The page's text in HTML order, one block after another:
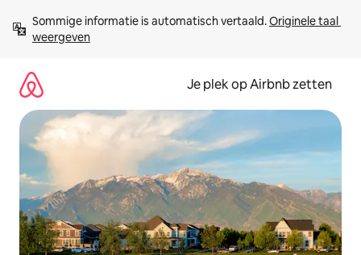
direct
naar
Sommige informatie is automatisch vertaald. Originele taal
weergeven
Je plek op Airbnb zetten